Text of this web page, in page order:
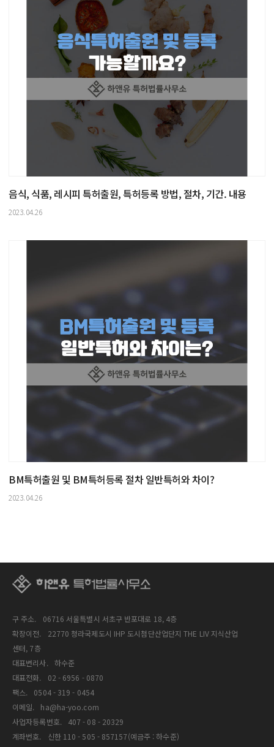
음식, 식품, 레시피 특허출원, 특허등록 방법, 절차, 기간. 내용
2023.04.26
BM특허출원 및 BM특허등록 절차 일반특허와 차이?
2023.04.26
구 주소.
06716 서울특별시 서초구 반포대로 18, 4층
확장이전.
22770 청라국제도시 IHP 도시첨단산업단지 THE LIV 지식산업
센터, 7층
대표변리사.
하수준
대표전화.
02 - 6956 - 0870
팩스.
0504 - 319 - 0454
이메일.
ha@ha-yoo.com
사업자등록번호.
407 - 08 - 20329
계좌번호.
신한 110 - 505 - 857157(예금주 : 하수준)